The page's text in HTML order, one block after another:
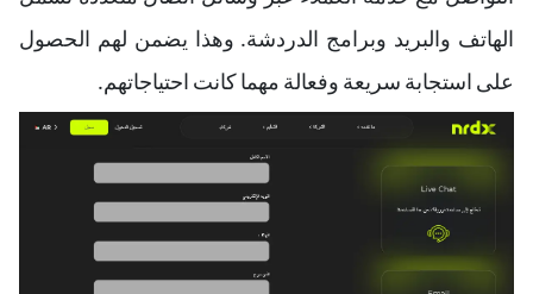
الهاتف والبريد وبرامج الدردشة. وهذا يضمن لهم الحصول
على استجابة سريعة وفعالة مهما كانت احتياجاتهم.